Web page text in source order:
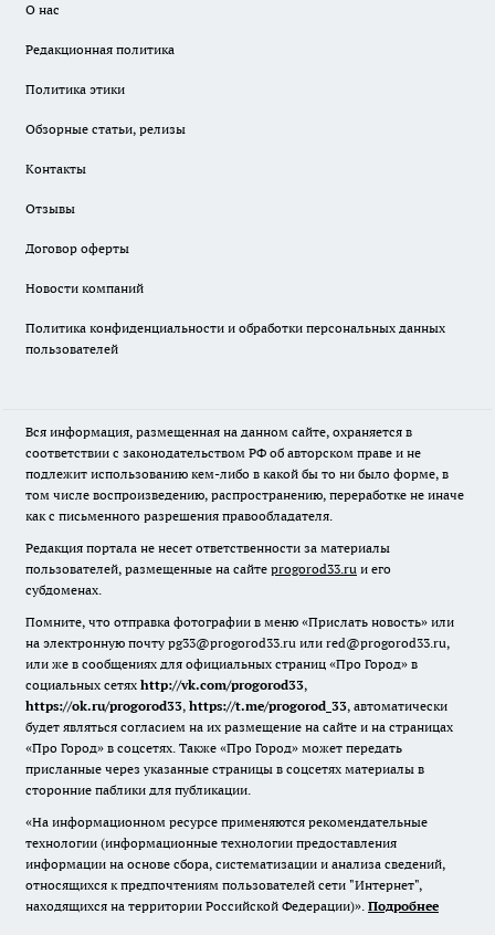
О нас
Редакционная политика
Политика этики
Обзорные статьи, релизы
Контакты
Отзывы
Договор оферты
Новости компаний
Политика конфиденциальности и обработки персональных данных
пользователей
Вся информация, размещенная на данном сайте, охраняется в
соответствии с законодательством РФ об авторском праве и не
подлежит использованию кем-либо в какой бы то ни было форме, в
том числе воспроизведению, распространению, переработке не иначе
как с письменного разрешения правообладателя.
Редакция портала не несет ответственности за материалы
пользователей, размещенные на сайте progorod33.ru и его
субдоменах.
Помните, что отправка фотографии в меню «Прислать новость» или
на электронную почту pg33@progorod33.ru или red@progorod33.ru,
или же в сообщениях для официальных страниц «Про Город» в
социальных сетях http://vk.com/progorod33,
https://ok.ru/progorod33, https://t.me/progorod_33, автоматически
будет являться согласием на их размещение на сайте и на страницах
«Про Город» в соцсетях. Также «Про Город» может передать
присланные через указанные страницы в соцсетях материалы в
сторонние паблики для публикации.
«На информационном ресурсе применяются рекомендательные
технологии (информационные технологии предоставления
информации на основе сбора, систематизации и анализа сведений,
относящихся к предпочтениям пользователей сети "Интернет",
находящихся на территории Российской Федерации)». Подробнее